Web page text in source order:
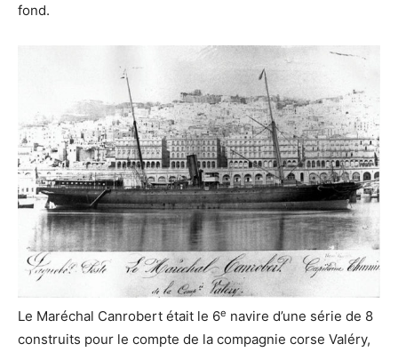
fond.
Le Maréchal Canrobert était le 6e navire d’une série de 8
construits pour le compte de la compagnie corse Valéry,